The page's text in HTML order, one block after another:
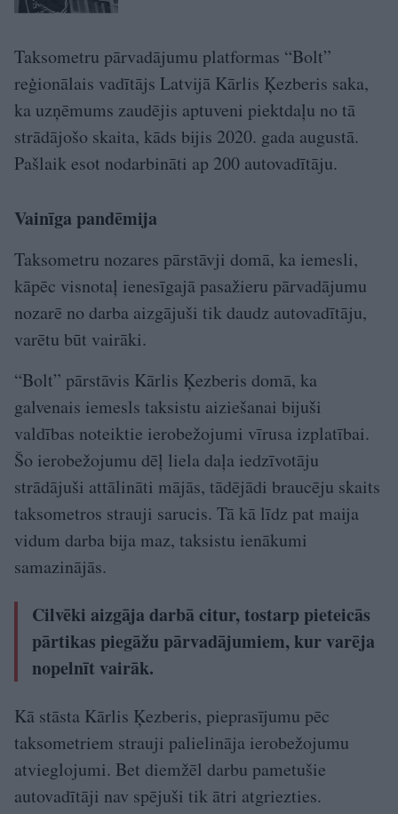
Taksometru pārvadājumu platformas “Bolt”
reģionālais vadītājs Latvijā Kārlis Ķezberis saka,
ka uzņēmums zaudējis aptuveni piektdaļu no tā
strādājošo skaita, kāds bijis 2020. gada augustā.
Pašlaik esot nodarbināti ap 200 autovadītāju.
Vainīga pandēmija
Taksometru nozares pārstāvji domā, ka iemesli,
kāpēc visnotaļ ienesīgajā pasažieru pārvadājumu
nozarē no darba aizgājuši tik daudz autovadītāju,
varētu būt vairāki.
“Bolt” pārstāvis Kārlis Ķezberis domā, ka
galvenais iemesls taksistu aiziešanai bijuši
valdības noteiktie ierobežojumi vīrusa izplatībai.
Šo ierobežojumu dēļ liela daļa iedzīvotāju
strādājuši attālināti mājās, tādējādi braucēju skaits
taksometros strauji sarucis. Tā kā līdz pat maija
vidum darba bija maz, taksistu ienākumi
samazinājās.
Cilvēki aizgāja darbā citur, tostarp pieteicās
pārtikas piegāžu pārvadājumiem, kur varēja
nopelnīt vairāk.
Kā stāsta Kārlis Ķezberis, pieprasījumu pēc
taksometriem strauji palielināja ierobežojumu
atvieglojumi. Bet diemžēl darbu pametušie
autovadītāji nav spējuši tik ātri atgriezties.